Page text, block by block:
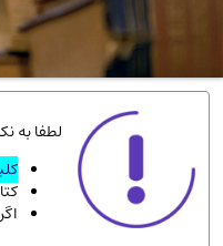
ورزشی و تربیت بدنی
سیاسی(116)
کتاب های مصور رنگی و گلاسه(23)
دایره المعارف و فرهنگ
سینما و فیلم
زندگینامه شهدا
لطفا به
کتاب